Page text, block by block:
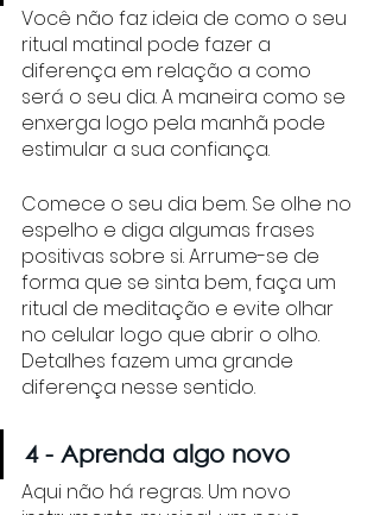
Você não faz ideia de como o seu
ritual matinal pode fazer a
diferença em relação a como
será o seu dia. A maneira como se
enxerga logo pela manhã pode
estimular a sua confiança.
Comece o seu dia bem. Se olhe no
espelho e diga algumas frases
positivas sobre si. Arrume-se de
forma que se sinta bem, faça um
ritual de meditação e evite olhar
no celular logo que abrir o olho.
Detalhes fazem uma grande
diferença nesse sentido.
4 - Aprenda algo novo
Aqui não há regras. Um novo